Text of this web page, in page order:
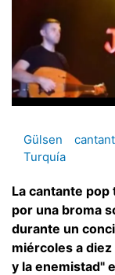
Gülsen
Turquía
La cantante pop
por una broma
durante un
miércoles a
y la enemistad"